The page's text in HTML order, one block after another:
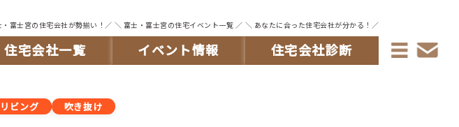
・富士宮の住宅会社が勢揃い！／
住宅会社一覧
＼ 富士・富士宮の住宅イベント一覧 ／
イベント情報
＼ あなたに合った住宅会社が分かる！／
住宅会社診断
ビング 吹き抜け